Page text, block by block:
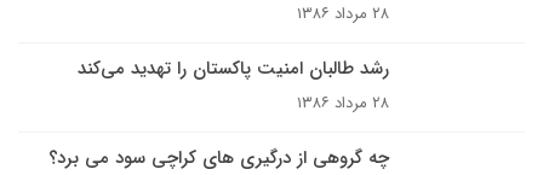
۲۸ مرداد ۱۳۸۶
رشد طالبان امنيت پاکستان را تهديد مى‌کند
۲۸ مرداد ۱۳۸۶
چه گروهی از درگیری های کراچی سود می برد؟